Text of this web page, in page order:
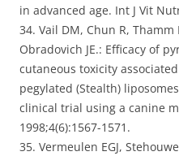
in advanced age. Int J Vit
34. Vail DM, Chun R, Thamm
Obradovich JE.: Efficacy of
cutaneous toxicity
pegylated (Stealth)
clinical trial using a canine
1998;4(6):1567-1571.
35. Vermeulen EGJ,